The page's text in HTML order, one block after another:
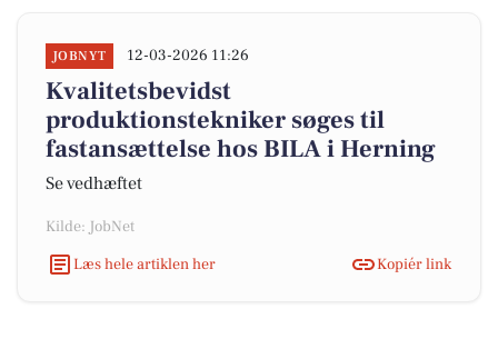
JOBNYT 12-03-2026 11:26
Kvalitetsbevidst
produktionstekniker søges til
fastansættelse hos BILA i Herning
Se vedhæftet
Kilde: JobNet
Læs hele artiklen her
Kopiér link